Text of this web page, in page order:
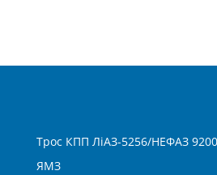
Трос КПП ЛіАЗ-5256/НЕФАЗ
ЯМЗ